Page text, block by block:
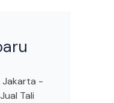
Jakarta -
Jual Tali